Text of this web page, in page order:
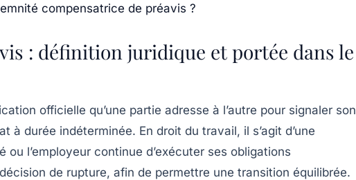
compensatrice de préavis ?
: définition juridique et portée dans le
officielle qu’une partie adresse à l’autre pour signaler son
à durée indéterminée. En droit du travail, il s’agit d’une
ou l’employeur continue d’exécuter ses obligations
de rupture, afin de permettre une transition équilibrée.